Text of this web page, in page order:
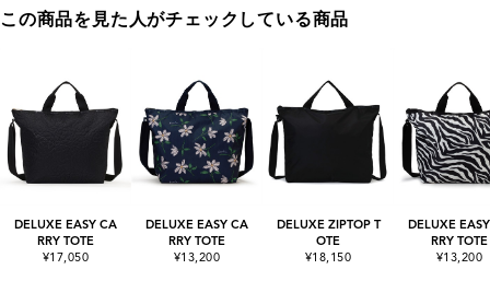
この商品を見た人がチェックしている商品
DELUXE EASY CA
RRY TOTE
¥17,050
DELUXE EASY CA
RRY TOTE
¥13,200
DELUXE ZIPTOP T
OTE
¥18,150
DELUXE
RRY TOTE
¥13,200